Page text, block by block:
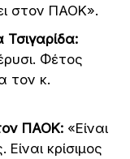
στον ΠΑΟΚ».
Φέτος
τον κ.
ΠΑΟΚ: «Είναι
κρίσιμος